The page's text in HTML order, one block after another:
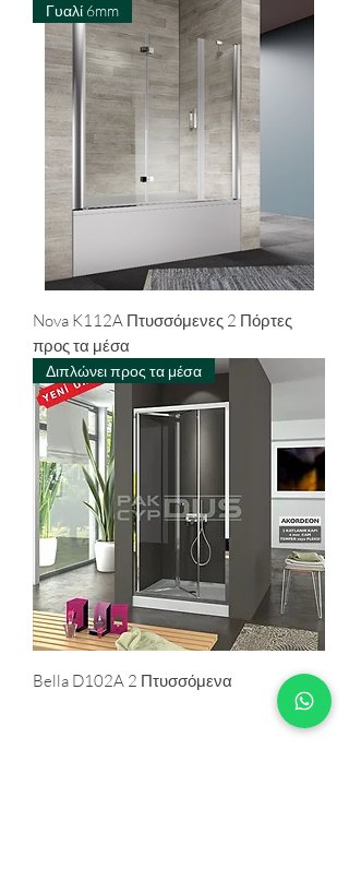
Γυαλί 6mm
Nova K112A Πτυσσόμενες 2 Πόρτες
προς τα μέσα
Διπλώνει προς τα μέσα
Bella D102A 2 Πτυσσόμενα